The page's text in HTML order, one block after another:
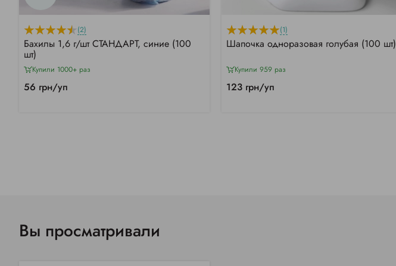
(2)
Бахилы 1,6 г/шт СТАНДАРТ, синие (100
шт)
Купили 1000+ раз
56 грн/уп
(1)
Шапочка одноразовая голубая (100 шт)
Купили 959 раз
123 грн/уп
Вы просматривали